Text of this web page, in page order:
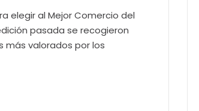
elegir al Mejor Comercio del
pasada se recogieron
más valorados por los